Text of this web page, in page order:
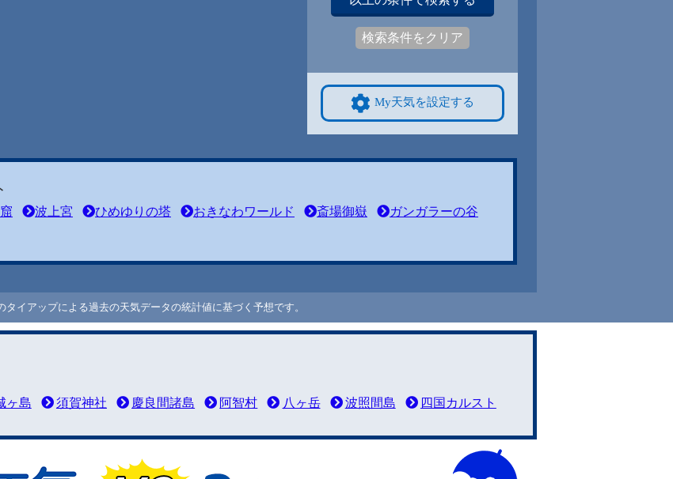
検索条件をクリア
My天気を設定する
波上宮 ひめゆりの塔 おきなわワールド 斎場御嶽
ガンガラーの谷
イアップによる過去の天気データの統計値に基づく予想です。
ヶ島 須賀神社 慶良間諸島 阿智村 八ヶ岳 波照間島 四国カルスト